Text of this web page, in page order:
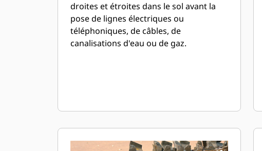
droites et étroites dans le sol avant la
pose de lignes électriques ou
téléphoniques, de câbles, de
canalisations d'eau ou de gaz.